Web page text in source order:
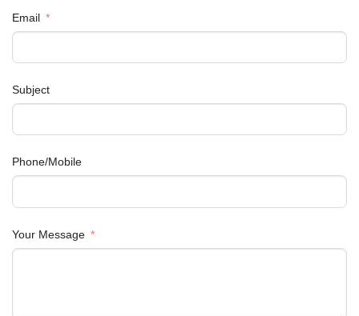
Email
Subject
Phone/Mobile
Your Message